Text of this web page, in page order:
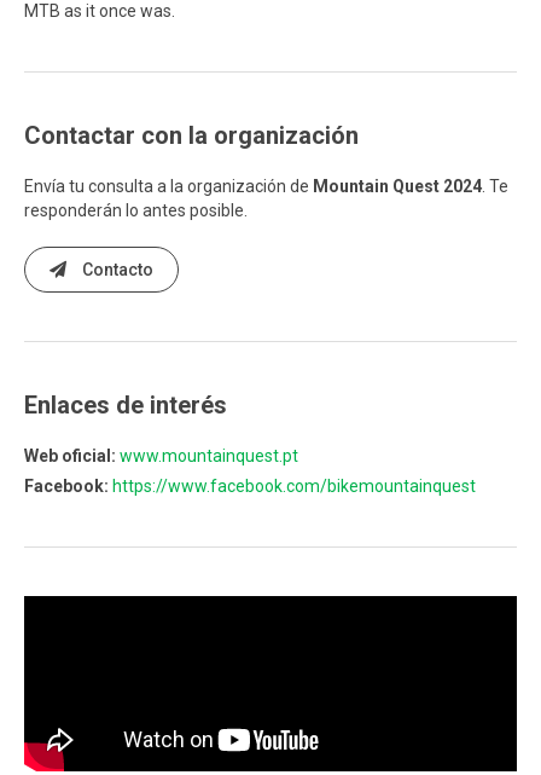
MTB as it once was.
Contactar con la organización
Envía tu consulta a la organización de Mountain Quest 2024 . Te
responderán lo antes posible.
Contacto
Enlaces de interés
Web oficial: www.mountainquest.pt
Facebook: https://www.facebook.com/bikemountainquest